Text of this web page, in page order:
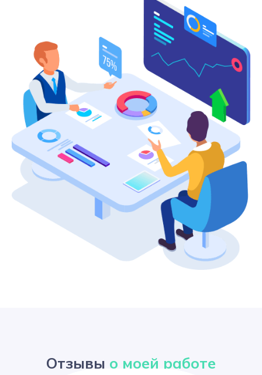
Отзывы о моей работе